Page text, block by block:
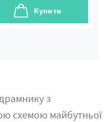
Купити
з
схемою майбутньої